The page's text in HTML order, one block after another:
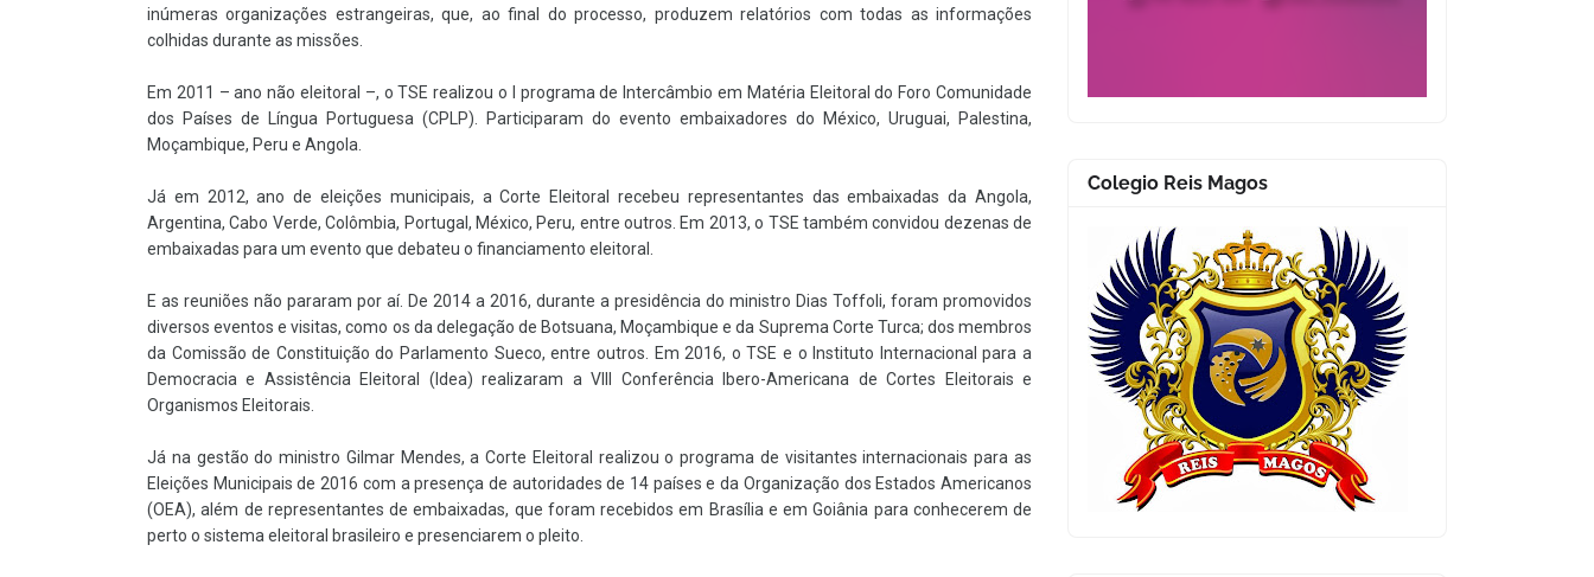
inúmeras organizações estrangeiras, que, ao final do processo, produzem relatórios com todas as informações
colhidas durante as missões.
Em 2011 – ano não eleitoral –, o TSE realizou o I programa de Intercâmbio em Matéria Eleitoral do Foro Comunidade
dos Países de Língua Portuguesa (CPLP). Participaram do evento embaixadores do México, Uruguai, Palestina,
Moçambique, Peru e Angola.
Já em 2012, ano de eleições municipais, a Corte Eleitoral recebeu representantes das embaixadas da Angola,
Argentina, Cabo Verde, Colômbia, Portugal, México, Peru, entre outros. Em 2013, o TSE também convidou dezenas de
embaixadas para um evento que debateu o financiamento eleitoral.
E as reuniões não pararam por aí. De 2014 a 2016, durante a presidência do ministro Dias Toffoli, foram promovidos
diversos eventos e visitas, como os da delegação de Botsuana, Moçambique e da Suprema Corte Turca; dos membros
da Comissão de Constituição do Parlamento Sueco, entre outros. Em 2016, o TSE e o Instituto Internacional para a
Democracia e Assistência Eleitoral (Idea) realizaram a VIII Conferência Ibero-Americana de Cortes Eleitorais e
Organismos Eleitorais.
Já na gestão do ministro Gilmar Mendes, a Corte Eleitoral realizou o programa de visitantes internacionais para as
Eleições Municipais de 2016 com a presença de autoridades de 14 países e da Organização dos Estados Americanos
(OEA), além de representantes de embaixadas, que foram recebidos em Brasília e em Goiânia para conhecerem de
perto o sistema eleitoral brasileiro e presenciarem o pleito.
Colegio Reis Magos